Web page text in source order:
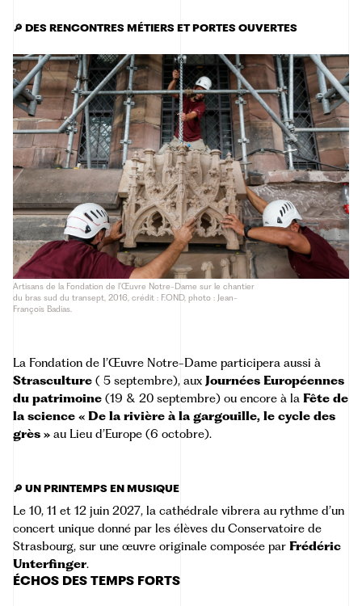
🔎 DES RENCONTRES MÉTIERS ET PORTES OUVERTES
Artisans de la Fondation de l’Œuvre Notre-Dame sur le chantier
du bras sud du transept, 2016, crédit : F.OND, photo : Jean-
François Badias.
La Fondation de l’Œuvre Notre-Dame participera aussi à
Strasculture ( 5 septembre), aux Journées Européennes
du patrimoine (19 & 20 septembre) ou encore à la Fête de
la science « De la rivière à la gargouille, le cycle des
grès » au Lieu d’Europe (6 octobre).
🔎 UN PRINTEMPS EN MUSIQUE
Le 10, 11 et 12 juin 2027, la cathédrale vibrera au rythme d’un
concert unique donné par les élèves du Conservatoire de
Strasbourg, sur une œuvre originale composée par Frédéric
Unterfinger.
ÉCHOS DES TEMPS FORTS